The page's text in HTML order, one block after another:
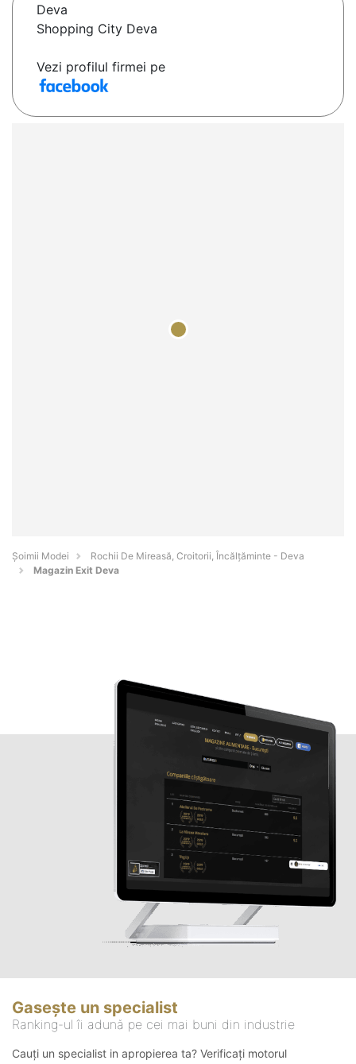
Deva
Shopping City Deva
Vezi profilul firmei pe
Șoimii Modei
Rochii De Mireasă, Croitorii, Încălțăminte - Deva
Magazin Exit Deva
Gasește un specialist
Ranking-ul îi adună pe cei mai buni din industrie
Cauți un specialist in apropierea ta? Verificați motorul